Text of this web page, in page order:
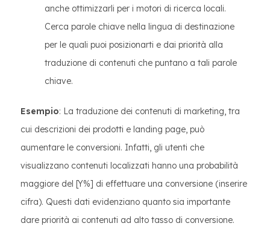
anche ottimizzarli per i motori di ricerca locali.
Cerca parole chiave nella lingua di destinazione
per le quali puoi posizionarti e dai priorità alla
traduzione di contenuti che puntano a tali parole
chiave.
Esempio: La traduzione dei contenuti di marketing, tra
cui descrizioni dei prodotti e landing page, può
aumentare le conversioni. Infatti, gli utenti che
visualizzano contenuti localizzati hanno una probabilità
maggiore del [Y%] di effettuare una conversione (inserire
cifra). Questi dati evidenziano quanto sia importante
dare priorità ai contenuti ad alto tasso di conversione.